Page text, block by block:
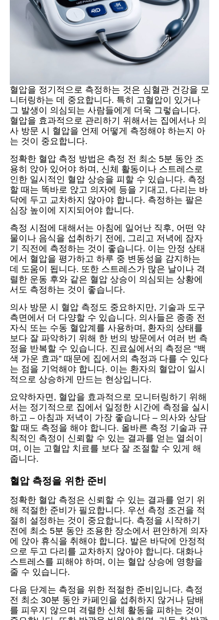
혈압을 정기적으로 측정하는 것은 심혈관 건강을 모
니터링하는 데 중요합니다. 특히 고혈압이 있거나
그 발생이 의심되는 사람들에게 더욱 그렇습니다.
혈압을 효과적으로 관리하기 위해서는 집에서나 의
사 방문 시 혈압을 언제 어떻게 측정해야 하는지 아
는 것이 중요합니다.
정확한 혈압 측정 방법은 측정 전 최소 5분 동안 조
용히 앉아 있어야 하며, 신체 활동이나 스트레스로
인한 일시적인 혈압 상승을 피할 수 있습니다. 측정
할 때는 똑바로 앉고 의자에 등을 기대고, 다리는 바
닥에 두고 교차하지 않아야 합니다. 측정하는 팔은
심장 높이에 지지되어야 합니다.
측정 시점에 대해서는 아침에 일어난 직후, 어떤 약
물이나 음식을 섭취하기 전에, 그리고 저녁에 잠자
기 직전에 측정하는 것이 좋습니다. 이는 안정 상태
에서 혈압을 평가하고 하루 중 변동성을 감지하는
데 도움이 됩니다. 또한 스트레스가 많은 날이나 격
렬한 운동 후와 같은 혈압 상승이 의심되는 상황에
서도 측정하는 것이 좋습니다.
의사 방문 시 혈압 측정도 중요하지만, 기술과 도구
측면에서 더 다양할 수 있습니다. 의사들은 종종 전
자식 또는 수동 혈압계를 사용하며, 환자의 상태를
보다 잘 파악하기 위해 한 번의 방문에서 여러 번 측
정을 반복할 수 있습니다. 진료실에서의 측정은 “백
색 가운 효과” 때문에 집에서의 측정과 다를 수 있다
는 점을 기억해야 합니다. 이는 환자의 혈압이 일시
적으로 상승하게 만드는 현상입니다.
요약하자면, 혈압을 효과적으로 모니터링하기 위해
서는 정기적으로 집에서 일정한 시간에 측정을 실시
하고 – 아침과 저녁이 가장 좋습니다 – 의사와 상담
할 때도 측정을 해야 합니다. 올바른 측정 기술과 규
칙적인 측정이 신뢰할 수 있는 결과를 얻는 열쇠이
며, 이는 고혈압 치료를 보다 잘 조절할 수 있게 해
줍니다.
혈압 측정을 위한 준비
정확한 혈압 측정은 신뢰할 수 있는 결과를 얻기 위
해 적절한 준비가 필요합니다. 우선 측정 조건을 적
절히 설정하는 것이 중요합니다. 측정을 시작하기
전에 최소 5분 동안 조용한 장소에서 편안하게 의자
에 앉아 휴식을 취해야 합니다. 발은 바닥에 안정적
으로 두고 다리를 교차하지 않아야 합니다. 대화나
스트레스를 피해야 하며, 이는 혈압 상승에 영향을
줄 수 있습니다.
다음 단계는 측정을 위한 적절한 준비입니다. 측정
전 최소 30분 동안 카페인을 섭취하지 않거나 담배
를 피우지 않으며 격렬한 신체 활동을 피하는 것이